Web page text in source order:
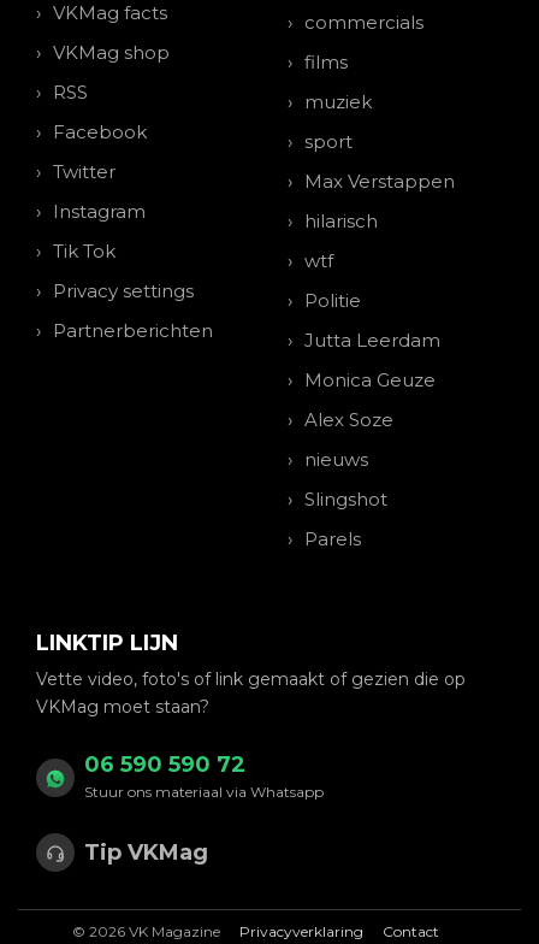
VKMag facts
VKMag shop
RSS
Facebook
Twitter
Instagram
Tik Tok
Privacy settings
Partnerberichten
commercials
films
muziek
sport
Max Verstappen
hilarisch
wtf
Politie
Jutta Leerdam
Monica Geuze
Alex Soze
nieuws
Slingshot
Parels
LINKTIP LIJN
Vette video, foto's of link gemaakt of gezien die op
VKMag moet staan?
06 590 590 72
Stuur ons materiaal via Whatsapp
Tip VKMag
© 2026 VK Magazine Privacyverklaring Contact